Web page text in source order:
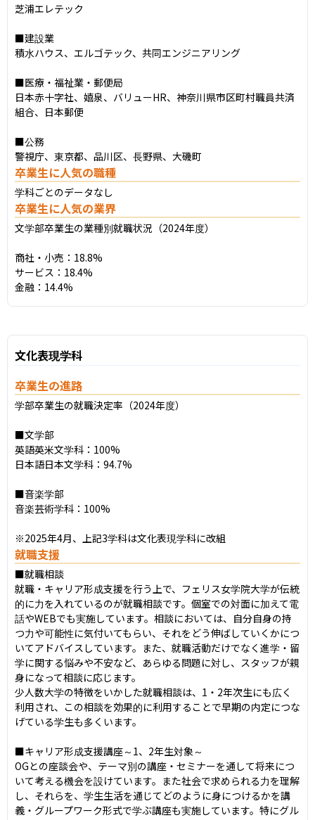
芝浦エレテック
■建設業
積水ハウス、エルゴテック、共同エンジニアリング
■医療・福祉業・郵便局
日本赤十字社、嬉泉、バリューHR、神奈川県市区町村職員共済
組合、日本郵便
■公務
警視庁、東京都、品川区、長野県、大磯町
卒業生に人気の職種
学科ごとのデータなし
卒業生に人気の業界
文学部卒業生の業種別就職状況（2024年度）
商社・小売：18.8%
サービス：18.4%
金融：14.4%
文化表現学科
卒業生の進路
学部卒業生の就職決定率（2024年度）
■文学部
英語英米文学科：100%
日本語日本文学科：94.7%
■音楽学部
音楽芸術学科：100%
※2025年4月、上記3学科は文化表現学科に改組
就職支援
■就職相談
就職・キャリア形成支援を行う上で、フェリス女学院大学が伝統
的に力を入れているのが就職相談です。個室での対面に加えて電
話やWEBでも実施しています。相談においては、自分自身の持
つ力や可能性に気付いてもらい、それをどう伸ばしていくかにつ
いてアドバイスしています。また、就職活動だけでなく進学・留
学に関する悩みや不安など、あらゆる問題に対し、スタッフが親
身になって相談に応じます。
少人数大学の特徴をいかした就職相談は、1・2年次生にも広く
利用され、この相談を効果的に利用することで早期の内定につな
げている学生も多くいます。
■キャリア形成支援講座～1、2年生対象～
OGとの座談会や、テーマ別の講座・セミナーを通して将来につ
いて考える機会を設けています。また社会で求められる力を理解
し、それらを、学生生活を通じてどのように身につけるかを講
義・グループワーク形式で学ぶ講座も実施しています。特にグル